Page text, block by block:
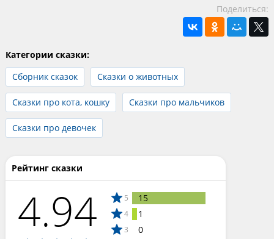
Поделиться:
Категории сказки:
Сборник сказок
Сказки о животных
Сказки про кота, кошку Сказки про мальчиков
Сказки про девочек
Рейтинг сказки
4.94 5 15
4 1
3 0